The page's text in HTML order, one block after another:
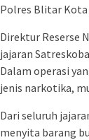
Polres Blitar Kota
Direktur Reserse
jajaran
Dalam operasi
jenis narkotika,
Dari seluruh
menyita barang